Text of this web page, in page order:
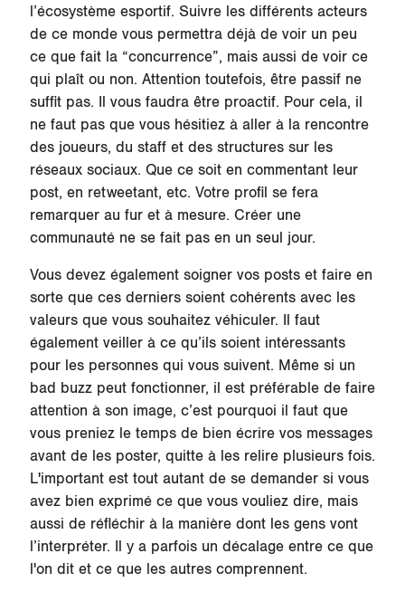
l’écosystème esportif. Suivre les différents acteurs
de ce monde vous permettra déjà de voir un peu
ce que fait la “concurrence”, mais aussi de voir ce
qui plaît ou non. Attention toutefois, être passif ne
suffit pas. Il vous faudra être proactif. Pour cela, il
ne faut pas que vous hésitiez à aller à la rencontre
des joueurs, du staff et des structures sur les
réseaux sociaux. Que ce soit en commentant leur
post, en retweetant, etc. Votre profil se fera
remarquer au fur et à mesure. Créer une
communauté ne se fait pas en un seul jour.
Vous devez également soigner vos posts et faire en
sorte que ces derniers soient cohérents avec les
valeurs que vous souhaitez véhiculer. Il faut
également veiller à ce qu’ils soient intéressants
pour les personnes qui vous suivent. Même si un
bad buzz peut fonctionner, il est préférable de faire
attention à son image, c’est pourquoi il faut que
vous preniez le temps de bien écrire vos messages
avant de les poster, quitte à les relire plusieurs fois.
L'important est tout autant de se demander si vous
avez bien exprimé ce que vous vouliez dire, mais
aussi de réfléchir à la manière dont les gens vont
l’interpréter. Il y a parfois un décalage entre ce que
l'on dit et ce que les autres comprennent.